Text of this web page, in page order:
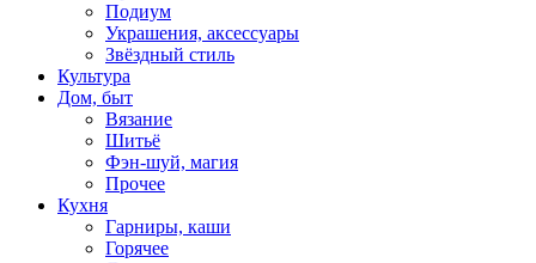
Подиум
Украшения, аксессуары
Звёздный стиль
Культура
Дом, быт
Вязание
Шитьё
Фэн-шуй, магия
Прочее
Кухня
Гарниры, каши
Горячее